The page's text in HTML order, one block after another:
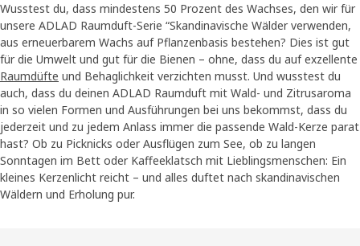
Wusstest du, dass mindestens 50 Prozent des Wachses, den wir für
unsere ADLAD Raumduft-Serie “Skandinavische Wälder verwenden,
aus erneuerbarem Wachs auf Pflanzenbasis bestehen? Dies ist gut
für die Umwelt und gut für die Bienen – ohne, dass du auf exzellente
Raumdüfte und Behaglichkeit verzichten musst. Und wusstest du
auch, dass du deinen ADLAD Raumduft mit Wald- und Zitrusaroma
in so vielen Formen und Ausführungen bei uns bekommst, dass du
jederzeit und zu jedem Anlass immer die passende Wald-Kerze parat
hast? Ob zu Picknicks oder Ausflügen zum See, ob zu langen
Sonntagen im Bett oder Kaffeeklatsch mit Lieblingsmenschen: Ein
kleines Kerzenlicht reicht – und alles duftet nach skandinavischen
Wäldern und Erholung pur.